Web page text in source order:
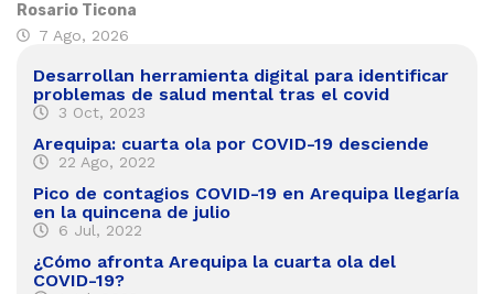
Rosario Ticona
7 Ago, 2026
Desarrollan herramienta digital para identificar
problemas de salud mental tras el covid
3 Oct, 2023
Arequipa: cuarta ola por COVID-19 desciende
22 Ago, 2022
Pico de contagios COVID-19 en Arequipa llegaría
en la quincena de julio
6 Jul, 2022
¿Cómo afronta Arequipa la cuarta ola del
COVID-19?